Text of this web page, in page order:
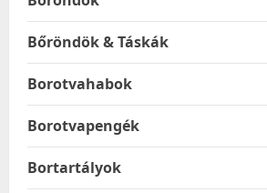
Bőröndök & Táskák
Borotvahabok
Borotvapengék
Bortartályok